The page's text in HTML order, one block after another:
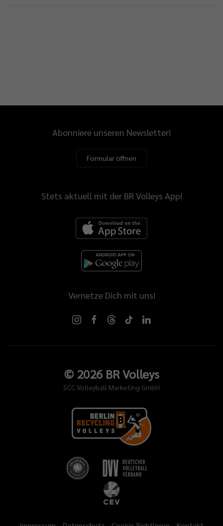
Abonniere unseren Newsletter!
Formular öffnen
Stets aktuell mit der BR Volleys App!
Vernetze Dich mit uns!
© 2026BR Volleys
SCC Volleyball Marketing GmbH